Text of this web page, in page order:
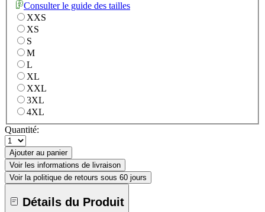
Consulter le guide des tailles
XXS
XS
S
M
L
XL
XXL
3XL
4XL
Quantité:
Ajouter au panier
Voir les informations de livraison
Voir la politique de retours sous 60 jours
Détails du Produit